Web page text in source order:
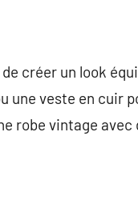
créer un look
une veste en cuir
robe vintage avec